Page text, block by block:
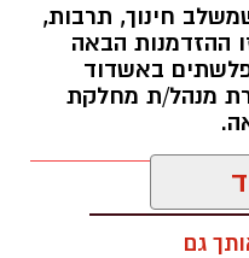
חינוך, תרבות,
ההזדמנות הבאה
באשדוד
מנהל/ת מחלקת
גם